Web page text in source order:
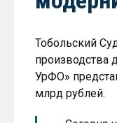
Тобольский
производства
УрФО»
млрд рублей.